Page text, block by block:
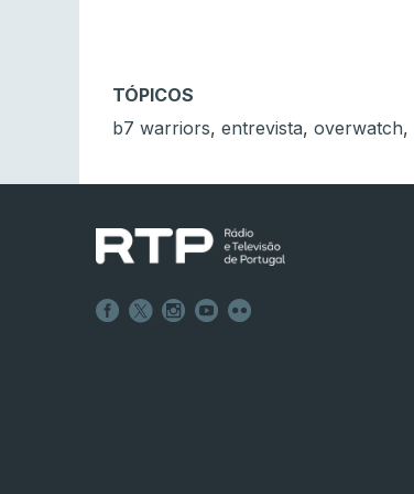
TÓPICOS
b7 warriors, entrevista, overwatch,